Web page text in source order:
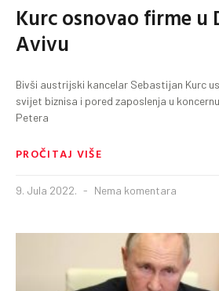
Kurc osnovao firme u
Avivu
Bivši austrijski kancelar Sebastijan Kurc
svijet biznisa i pored zaposlenja u
Petera
PROČITAJ VIŠE
9. Jula 2022. Nema komentara